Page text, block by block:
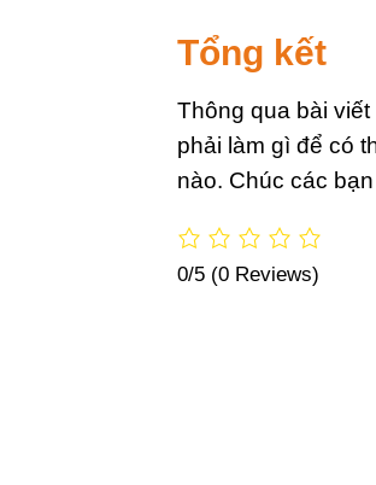
Tổng kết
Thông qua bài viết
phải làm gì để có
nào. Chúc các
0/5 (0 Reviews)